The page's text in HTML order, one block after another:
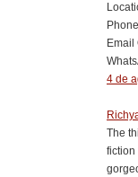
Email
4 de
The
fiction